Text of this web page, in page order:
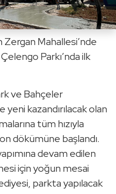
Zergan Mahallesi’nde
Parkı’nda ilk
ve Bahçeler
yeni kazandırılacak olan
tüm hızıyla
dökümüne başlandı.
devam edilen
için yoğun mesai
parkta yapılacak